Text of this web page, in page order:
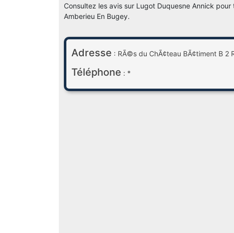
Consultez les avis sur Lugot Duquesne Annick
Amberieu En Bugey.
Adresse : RÃ©s du ChÃ¢teau BÃ¢timent B 2
Téléphone : *